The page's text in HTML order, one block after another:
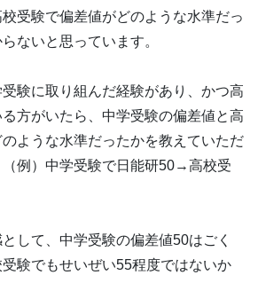
受験で偏差値がどのような水準だっ
ないと思っています。
験に取り組んだ経験があり、かつ高
方がいたら、中学受験の偏差値と高
ような水準だったかを教えていただ
例）中学受験で日能研50→高校受
して、中学受験の偏差値50はごく
験でもせいぜい55程度ではないか